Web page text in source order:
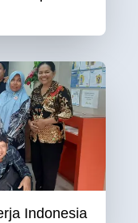
Indonesia